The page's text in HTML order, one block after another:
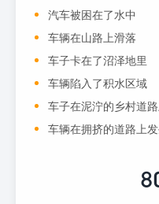
汽车被困在了水中
车辆在山路上滑落
车子卡在了沼泽地里
车辆陷入了积水区域
车子在泥泞的乡村道
车辆在拥挤的道路上